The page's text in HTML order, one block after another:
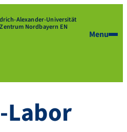
Alexander-Universität
Nordbayern EN
Menu
Labor